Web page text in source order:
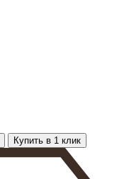
Купить в 1 клик